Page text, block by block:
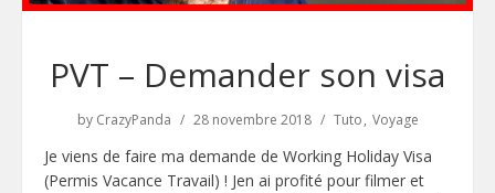
PVT – Demander son visa
by CrazyPanda 28 novembre 2018 Tuto Voyage
Je viens de faire ma demande de Working Holiday Visa
(Permis Vacance Travail) ! Jen ai profité pour filmer et